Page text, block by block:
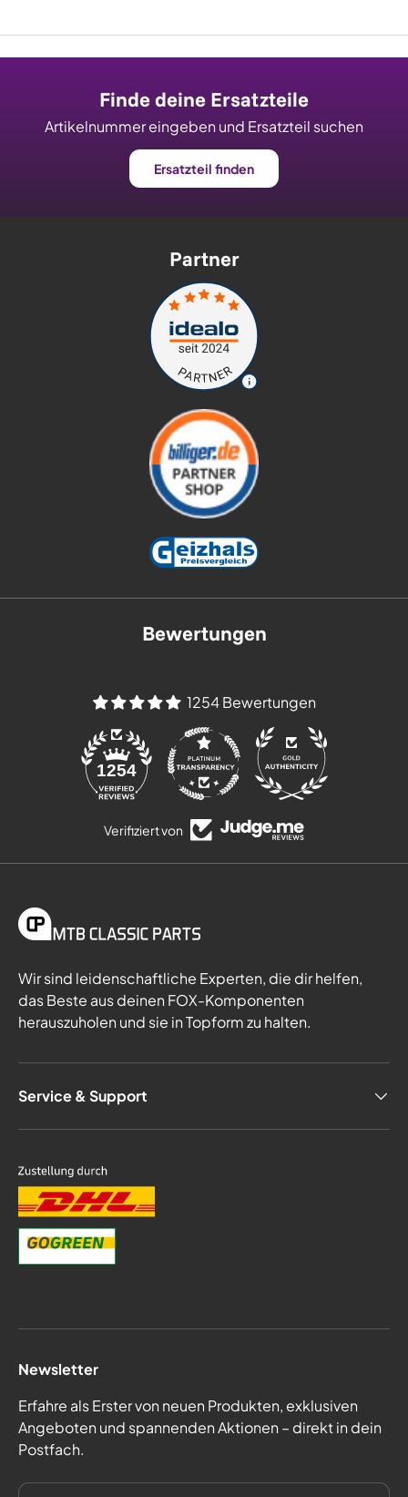
Finde deine Ersatzteile
Artikelnummer eingeben und Ersatzteil suchen
Ersatzteil finden
Partner
Bewertungen
1254 Bewertungen
1254
Verifiziert von
Wir sind leidenschaftliche Experten, die dir helfen,
das Beste aus deinen FOX-Komponenten
herauszuholen und sie in Topform zu halten.
Service & Support
Newsletter
Erfahre als Erster von neuen Produkten, exklusiven
Angeboten und spannenden Aktionen – direkt in dein
Postfach.
E-Mail